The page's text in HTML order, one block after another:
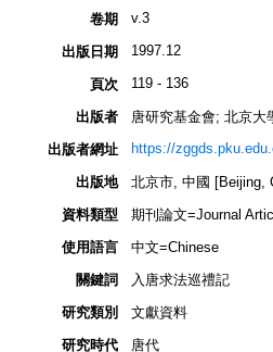
卷期
v.3
出版日期 1997.12
頁次 119 - 136
出版者
唐研究基金會; 北京大
出版者網址
https://
出版地
北京市, 中國 [Beijing,
資料類型
期刊論文=Journal
使用語言
中文=Chinese
關鍵詞
入唐求法巡禮記
研究類別
文獻資料
研究時代
唐代